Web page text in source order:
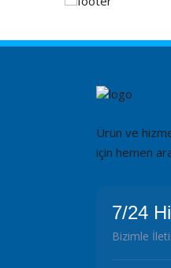
Ürün ve
için hemen
7/24
Bizimle